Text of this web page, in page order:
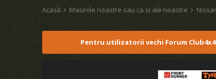
Acasă Masinile noastre sau ca si ale noastre
Pentru utilizatorii vechi Forum